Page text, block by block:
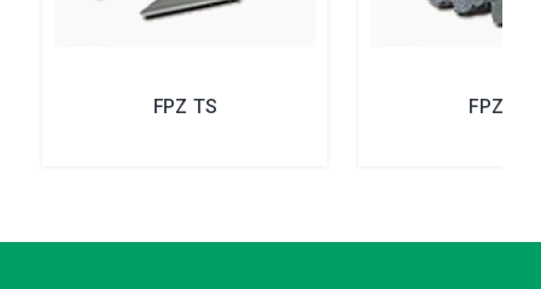
FPZ ТS FPZ TD